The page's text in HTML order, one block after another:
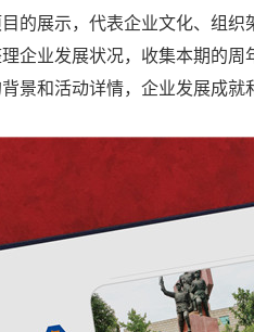
的展示，代表企业文化、组织
企业发展状况，收集本期的周
景和活动详情，企业发展成就